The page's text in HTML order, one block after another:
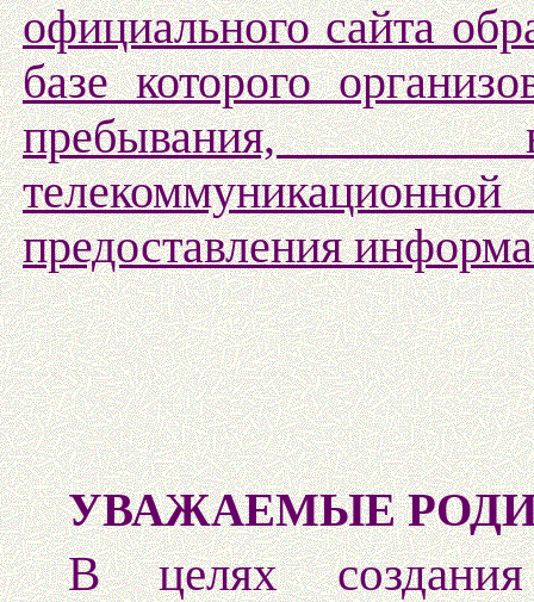
официального сайта
базе которого
пребывания,
предоставления
УВАЖАЕМЫЕ
В целях создания